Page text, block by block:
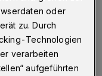
kann ab
8) Saatgut
werden. Die
Tütchen zur
oder
zu. Durch
Technologien
verarbeiten
aufgeführten